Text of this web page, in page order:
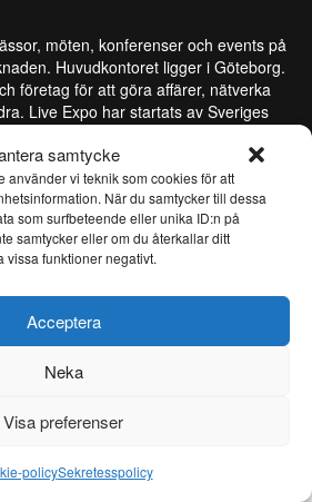
samtycke
använder vi teknik som cookies för att
När du samtycker till dessa
som surfbeteende eller unika ID:n på
samtycker eller om du återkallar ditt
vissa funktioner negativt.
Acceptera
Neka
Visa preferenser
policySekretesspolicy
möten, konferenser och events på
Huvudkontoret ligger i Göteborg.
företag för att göra affärer, nätverka
Live Expo har startats av Sveriges
mässor varav flertalet är idag ledande
Med ett fulladdat innehåll
uppdaterar vi våra besökare och tar
nivå. Från och med 26 juni 2026 är Live
till Easyfairs Group, ett internationellt
marknadsledande event i 16 länder